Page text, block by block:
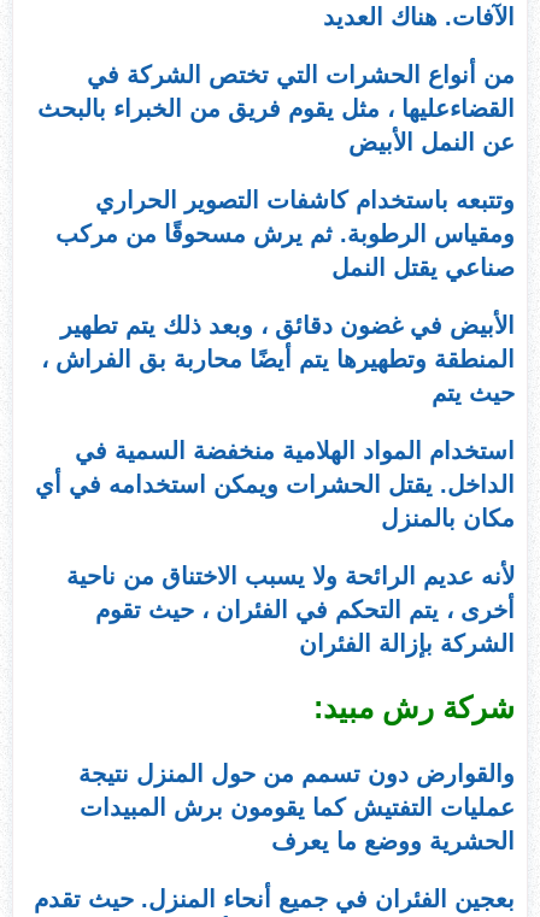
الآفات. هناك العديد
من أنواع الحشرات التي تختص الشركة في
القضاءعليها ، مثل يقوم فريق من الخبراء بالبحث
عن النمل الأبيض
وتتبعه باستخدام كاشفات التصوير الحراري
ومقياس الرطوبة. ثم يرش مسحوقًا من مركب
صناعي يقتل النمل
الأبيض في غضون دقائق ، وبعد ذلك يتم تطهير
المنطقة وتطهيرها يتم أيضًا محاربة بق الفراش ،
حيث يتم
استخدام المواد الهلامية منخفضة السمية في
الداخل. يقتل الحشرات ويمكن استخدامه في أي
مكان بالمنزل
لأنه عديم الرائحة ولا يسبب الاختناق من ناحية
أخرى ، يتم التحكم في الفئران ، حيث تقوم
الشركة بإزالة الفئران
شركة رش مبيد:
والقوارض دون تسمم من حول المنزل نتيجة
عمليات التفتيش كما يقومون برش المبيدات
الحشرية ووضع ما يعرف
بعجين الفئران في جميع أنحاء المنزل. حيث تقدم